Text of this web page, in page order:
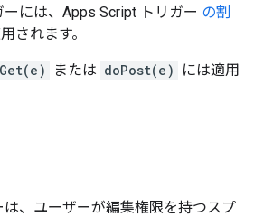
ーには、Apps Script トリガー の割
されます。
または doPost(e)
には適用
は、ユーザーが編集権限を持つスプ